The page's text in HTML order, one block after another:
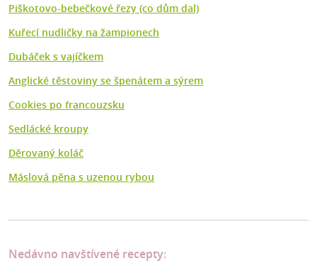
Piškotovo-bebečkové řezy (co dům dal)
Kuřecí nudličky na žampionech
Dubáček s vajíčkem
Anglické těstoviny se špenátem a sýrem
Cookies po francouzsku
Sedlácké kroupy
Děrovaný koláč
Máslová pěna s uzenou rybou
Nedávno navštívené recepty: